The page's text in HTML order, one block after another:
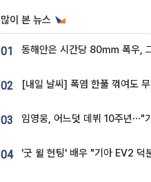
많이 본 뉴스
01
02
03
04